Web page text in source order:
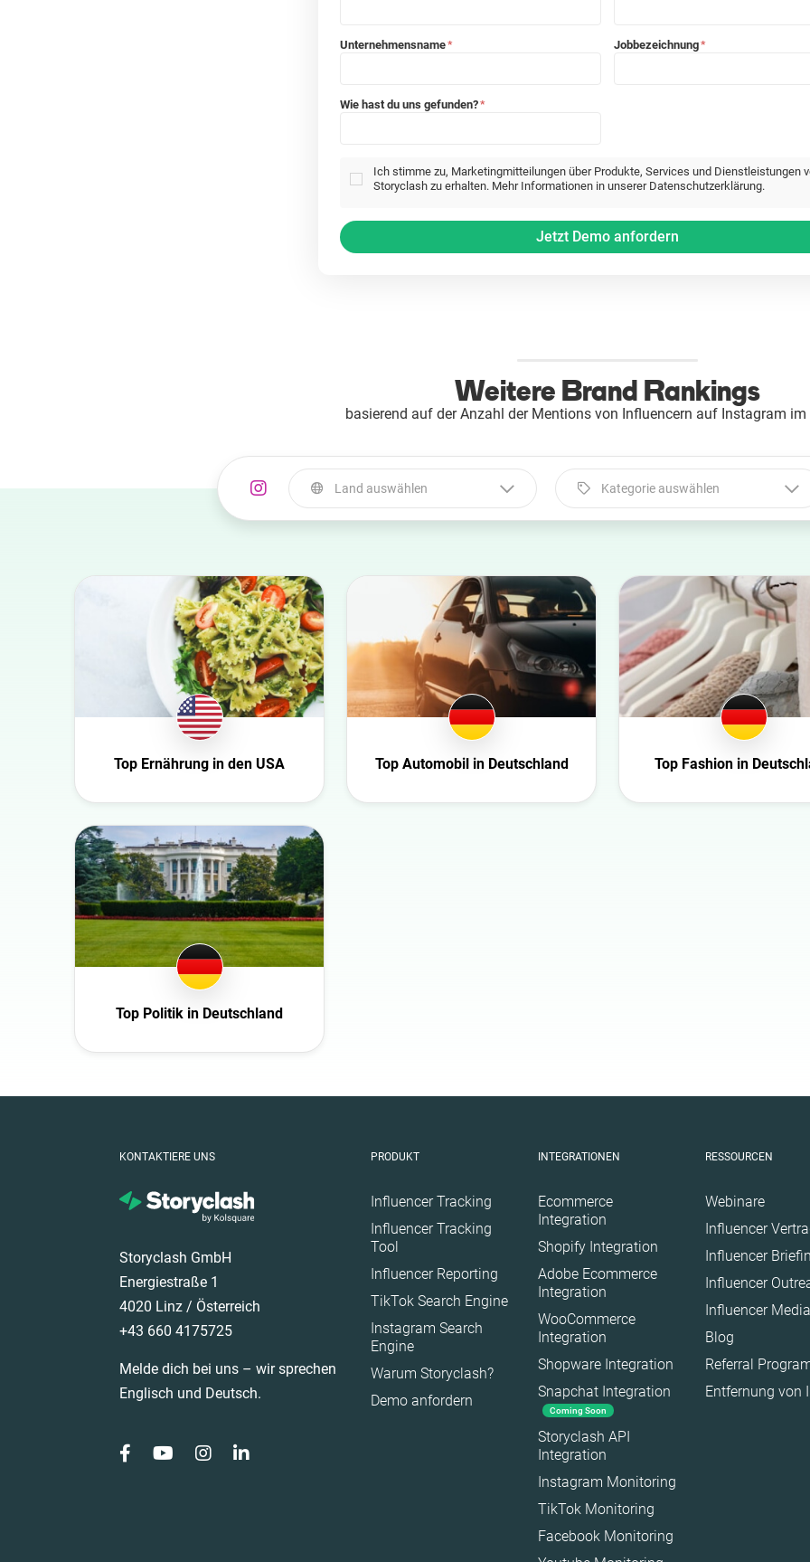
Unternehmensname* Jobbezeichnung*
Wie hast du uns gefunden?*
Ich stimme zu, Marketingmitteilungen über Produkte, Services und Dienstleistungen
Storyclash zu erhalten. Mehr Informationen in unserer Datenschutzerklärung.
Weitere Brand Rankings
basierend auf der Anzahl der Mentions von Influencern auf Instagram
Land auswählen
Azerbaijan
Belgien
Bulgaria
Canada
Croatia
USA
Schweiz
Slowakei
Tschechische Republik
Deutschland
Ecuador
Frankreich
Ireland
Spain
Kategorie auswählen
Beauty
Bildung
Entertainment
Ernährung
Familie
Finanzen
Gaming
Top Ernährung in den USA Top Automobil in Deutschland Top Fashion in
Top Politik in Deutschland
KONTAKTIERE UNS
Storyclash GmbH
Energiestraße 1
4020 Linz / Österreich
+43 660 4175725
Melde dich bei uns – wir sprechen
Englisch und Deutsch.
PRODUKT
Influencer Tracking
Influencer Tracking
Tool
Influencer Reporting
TikTok Search Engine
Instagram Search
Engine
Warum Storyclash?
Demo anfordern
INTEGRATIONEN
Ecommerce
Integration
Shopify Integration
Adobe Ecommerce
Integration
WooCommerce
Integration
Shopware Integration
Snapchat Integration
Coming Soon
Storyclash API
Integration
Instagram Monitoring
TikTok Monitoring
Facebook Monitoring
RESSOURCEN
Webinare
Influencer
Influencer
Influencer
Influencer
Blog
Referral
Entfernung von